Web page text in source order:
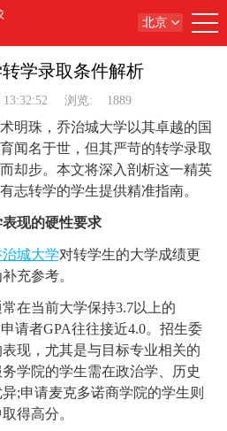
北京
学录取条件解析
13:32:52 浏览: 1889
明珠，乔治城大学以其卓越的国
闻名于世，但其严苛的转学录取
却步。本文将深入剖析这一精英
志转学的学生提供精准指南。
现的硬性要求
治城大学对转学生的大学成绩更
充参考。
当前大学保持3.7以上的
请者GPA往往接近4.0。招生委
现，尤其是与目标专业相关的
学院的学生需在政治学、历史
;申请麦克多诺商学院的学生则
得高分。